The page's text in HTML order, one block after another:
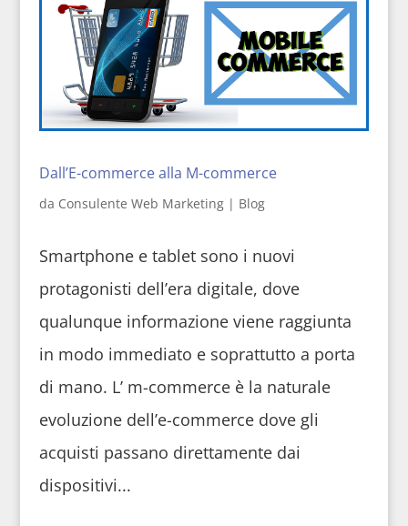
Dall’E-commerce alla M-commerce
da Consulente Web Marketing| Blog
Smartphone e tablet sono i nuovi
protagonisti dell’era digitale, dove
qualunque informazione viene raggiunta
in modo immediato e soprattutto a porta
di mano. L’ m-commerce è la naturale
evoluzione dell’e-commerce dove gli
acquisti passano direttamente dai
dispositivi...